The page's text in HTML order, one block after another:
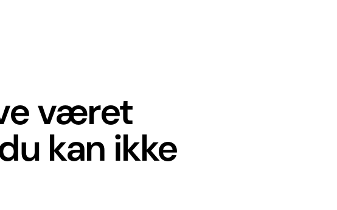
været
kan ikke